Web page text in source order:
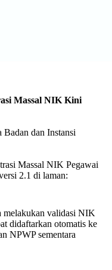
Massal NIK Kini
dan Instansi
Massal NIK Pegawai
2.1 di laman:
melakukan validasi NIK
didaftarkan otomatis ke
NPWP sementara